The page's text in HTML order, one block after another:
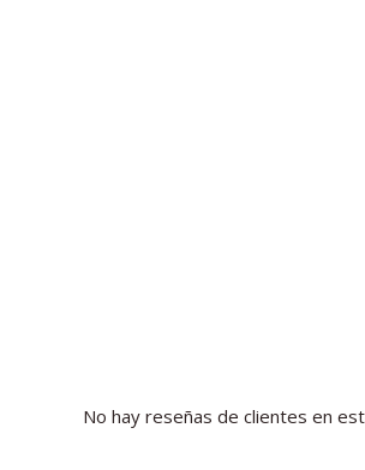
No hay reseñas de clientes en